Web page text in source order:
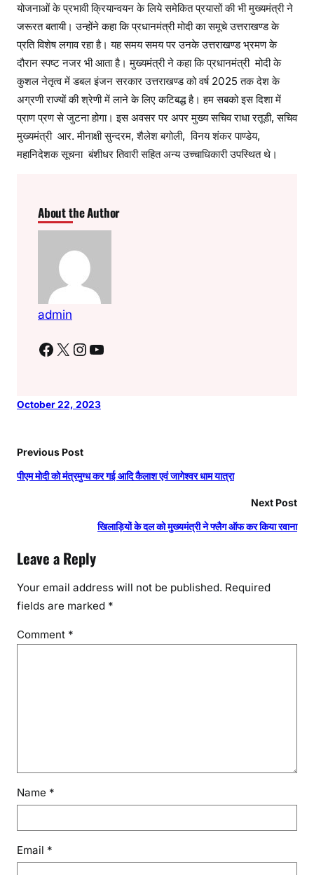
योजनाओं के प्रभावी क्रियान्वयन के लिये समेकित प्रयासों की भी मुख्यमंत्री ने
जरूरत बतायी। उन्होंने कहा कि प्रधानमंत्री मोदी का समूचे उत्तराखण्ड के
प्रति विशेष लगाव रहा है। यह समय समय पर उनके उत्तराखण्ड भ्रमण के
दौरान स्पष्ट नजर भी आता है। मुख्यमंत्री ने कहा कि प्रधानमंत्री मोदी के
कुशल नेतृत्व में डबल इंजन सरकार उत्तराखण्ड को वर्ष 2025 तक देश के
अग्रणी राज्यों की श्रेणी में लाने के लिए कटिबद्ध है। हम सबको इस दिशा में
प्राण प्रण से जुटना होगा। इस अवसर पर अपर मुख्य सचिव राधा रतूडी, सचिव
मुख्यमंत्री आर. मीनाक्षी सुन्दरम, शैलेश बगोली, विनय शंकर पाण्डेय,
महानिदेशक सूचना बंशीधर तिवारी सहित अन्य उच्चाधिकारी उपस्थित थे।
About the Author
admin
Facebook X Instagram YouTube
October 22, 2023
Previous Post
पीएम मोदी को मंत्रमुग्ध कर गई आदि कैलाश एवं जागेश्वर धाम यात्रा
Next Post
खिलाड़ियों के दल को मुख्यमंत्री ने फ्लैग ऑफ कर किया रवाना
Leave a Reply
Your email address will not be published. Required
fields are marked *
Comment *
Name *
Email *